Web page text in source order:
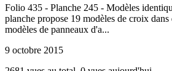
Folio 435 - Planche 245 - Modèles
planche propose 19 modèles de croix
modèles de panneaux d'a...
9 octobre 2015